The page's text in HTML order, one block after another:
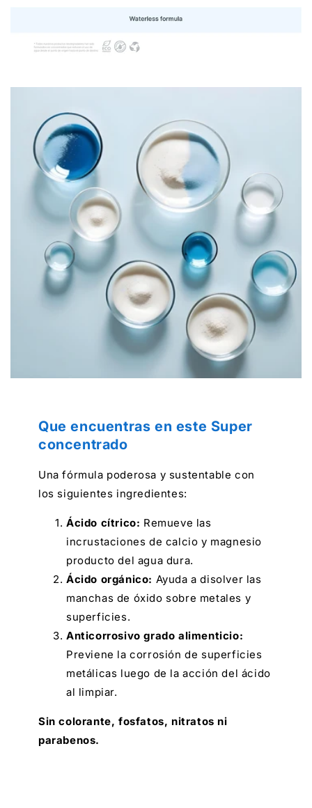
Que encuentras en este Super
concentrado
Una fórmula poderosa y sustentable con
los siguientes ingredientes:
Ácido cítrico: Remueve las
incrustaciones de calcio y magnesio
producto del agua dura.
Ácido orgánico: Ayuda a disolver las
manchas de óxido sobre metales y
superficies.
Anticorrosivo grado alimenticio:
Previene la corrosión de superficies
metálicas luego de la acción del ácido
al limpiar.
Sin colorante, fosfatos, nitratos ni
parabenos.